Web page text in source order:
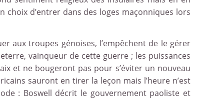
d’entrer dans des loges maçonniques lors
aux troupes génoises, l’empêchent de le gérer
vainqueur de cette guerre ; les puissances
et ne bougeront pas pour s’éviter un nouveau
sauront en tirer la leçon mais l’heure n’est
: Boswell décrit le gouvernement paoliste et